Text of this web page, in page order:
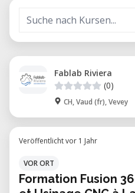
Fablab Riviera
(0)
CH, Vaud (fr), Vevey
Veröffentlicht vor 1 Jahr
VOR ORT
Formation Fusion